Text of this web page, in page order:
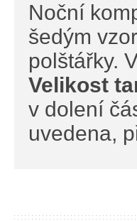
Noční
šedým
polštářky.
Velikost
v dolení
uvedena,